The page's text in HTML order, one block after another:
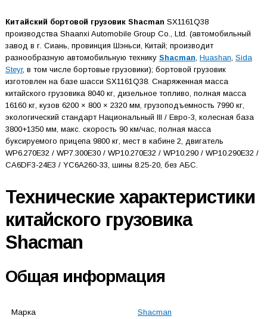
Китайский бортовой грузовик Shacman SX1161Q38
производства Shaanxi Automobile Group Co., Ltd. (автомобильный
завод в г. Сиань, провинция Шэньси, Китай; производит
разнообразную автомобильную технику Shacman Huashan Sida
Steyr, в том числе бортовые грузовики); бортовой грузовик
изготовлен на базе шасси SX1161Q38. Снаряженная масса
китайского грузовика 8040 кг, дизельное топливо, полная масса
16160 кг, кузов 6200 × 800 × 2320 мм, грузоподъемность 7990 кг,
экологический стандарт Национальный III / Евро-3, колесная база
3800+1350 мм, макс. скорость 90 км/час, полная масса
буксируемого прицепа 9800 кг, мест в кабине 2, двигатель
WP6.270E32 / WP7.300E30 / WP10.270E32 / WP10.290 / WP10.290E32 /
CA6DF3-24E3 / YC6A260-33, шины 8.25-20, без АБС.
Технические характеристики
китайского грузовика
Shacman
Общая информация
Марка Shacman